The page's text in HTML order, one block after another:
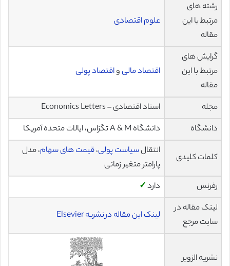
رشته های
مرتبط با این
مقاله
علوم اقتصادی
گرایش های
مرتبط با این
مقاله
اقتصاد مالیواقتصاد پولی
مجله
اسناد اقتصادی – Economics Letters
دانشگاه
دانشگاه A & M تگزاس، ایالات متحده آمریکا
کلمات کلیدی
انتقالسیاست پولی،قیمت های سهام، مدل
پارامتر متغیر زمانی
رفرنس
دارد✓
لینک مقاله در
سایت مرجع
لینک این مقاله در نشریه Elsevier
نشریه الزویر